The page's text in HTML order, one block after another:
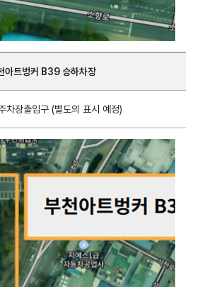
아트벙커 B39 승하차장
차장출입구 (별도의 표시 예정)